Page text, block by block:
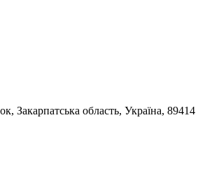
Закарпатська область, Україна, 89414